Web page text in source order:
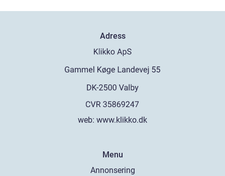
Adress
web: www.klikko.dk
Menu
Annonsering